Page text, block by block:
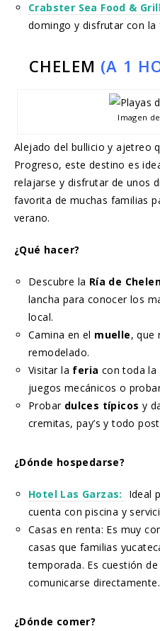
Crabster Sea Food &
domingo y disfrutar con la
CHELEM (A 1
Imagen
Alejado del bullicio y ajetreo
Progreso, este destino es
relajarse y disfrutar de unos
favorita de muchas familias
verano.
¿Qué hacer?
Descubre la Ría de
lancha para conocer los
local.
Camina en el muelle, que
remodelado.
Visitar la feria con toda la
juegos mecánicos o
Probar dulces típicos y
cremitas, pay’s y todo
¿Dónde hospedarse?
Hotel Las Garzas:
Ideal
cuenta con piscina y
Casas en renta: Es muy
casas que familias
temporada. Es cuestión
comunicarse directamente.
¿Dónde comer?